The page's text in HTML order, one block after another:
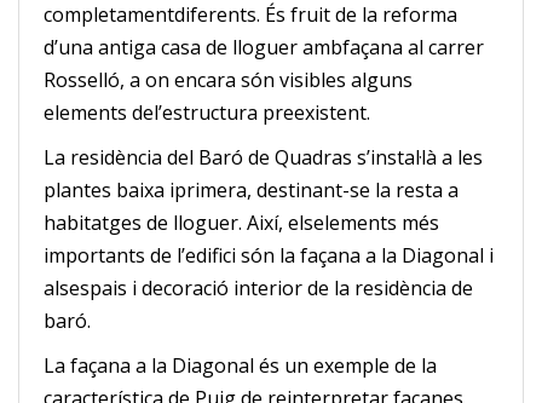
completamentdiferents. És fruit de la reforma
d’una antiga casa de lloguer ambfaçana al carrer
Rosselló, a on encara són visibles alguns
elements del’estructura preexistent.
La residència del Baró de Quadras s’instal·là a les
plantes baixa iprimera, destinant-se la resta a
habitatges de lloguer. Així, elselements més
importants de l’edifici són la façana a la Diagonal i
alsespais i decoració interior de la residència de
baró.
La façana a la Diagonal és un exemple de la